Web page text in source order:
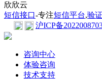
欣欣云
短信接口-专注短信平台,验
沪ICP备
咨询中心
体验咨询
技术支持